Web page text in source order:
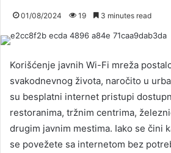
01/08/2024 19 3 minutes read
Korišćenje javnih Wi-Fi mreža
svakodnevnog života, naročito u
su besplatni internet pristupi
restoranima, tržnim centrima,
drugim javnim mestima. Iako se čini
se povežete sa internetom bez